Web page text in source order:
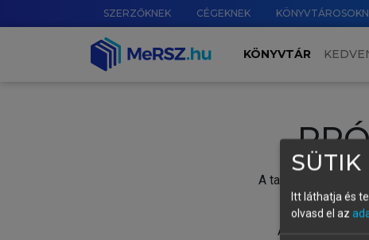
SZERZŐKNEK CÉGEKNEK
KÖNYVTÁR
A tartalom
Új
A próbaidőszak
SÜTIK
Itt láthatja és
olvasd el az